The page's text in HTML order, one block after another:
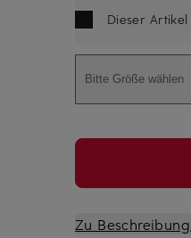
Dieser
Bitte Größe wählen
Zu